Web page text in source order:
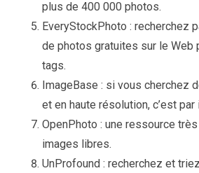
plus de 400 000 photos.
EveryStockPhoto : recherchez
de photos gratuites sur le Web
tags.
ImageBase : si vous cherchez
et en haute résolution, c’est
OpenPhoto : une ressource
images libres.
UnProfound : recherchez et